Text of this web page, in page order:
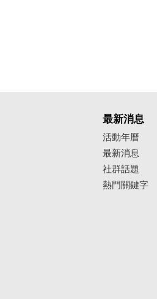
最新消息
活動年曆
最新消息
社群話題
熱門關鍵字